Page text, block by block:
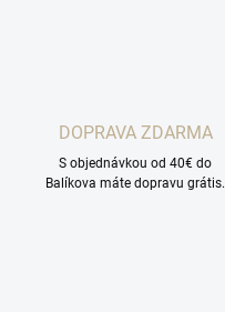
DOPRAVA ZDARMA
S objednávkou od 40€ do
Balíkova máte dopravu grátis.